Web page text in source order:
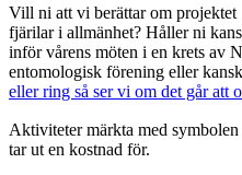
Vill ni att vi berättar om
fjärilar i allmänhet? Håller ni
inför vårens möten i en krets av
entomologisk förening eller
eller ring så ser vi om det går att
Aktiviteter märkta med symbolen
tar ut en kostnad för.